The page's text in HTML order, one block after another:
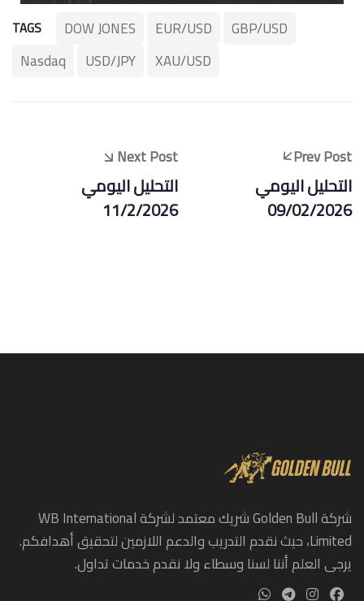
TAGS DOW JONES EUR/USD
GBP/USD
Nasdaq
USD/JPY XAU/USD
Prev Post
التحليل اليومي
09/02/2026
Next Post
التحليل اليومي
11/2/2026
شركة Golden Bull شريك معتمد لشركة WB International
Limited، حيث نقدم التدريب والدعم اللازمين لتحقيق أهدافكم.
يرجى العلم أننا لسنا وسطاء ولا نقدم خدمات تداول.